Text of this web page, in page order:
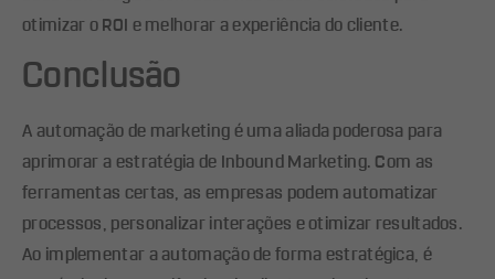
otimizar o ROI e melhorar a experiência do cliente.
Conclusão
A automação de marketing é uma aliada poderosa para
aprimorar a estratégia de Inbound Marketing. Com as
ferramentas certas, as empresas podem automatizar
processos, personalizar interações e otimizar resultados.
Ao implementar a automação de forma estratégica, é